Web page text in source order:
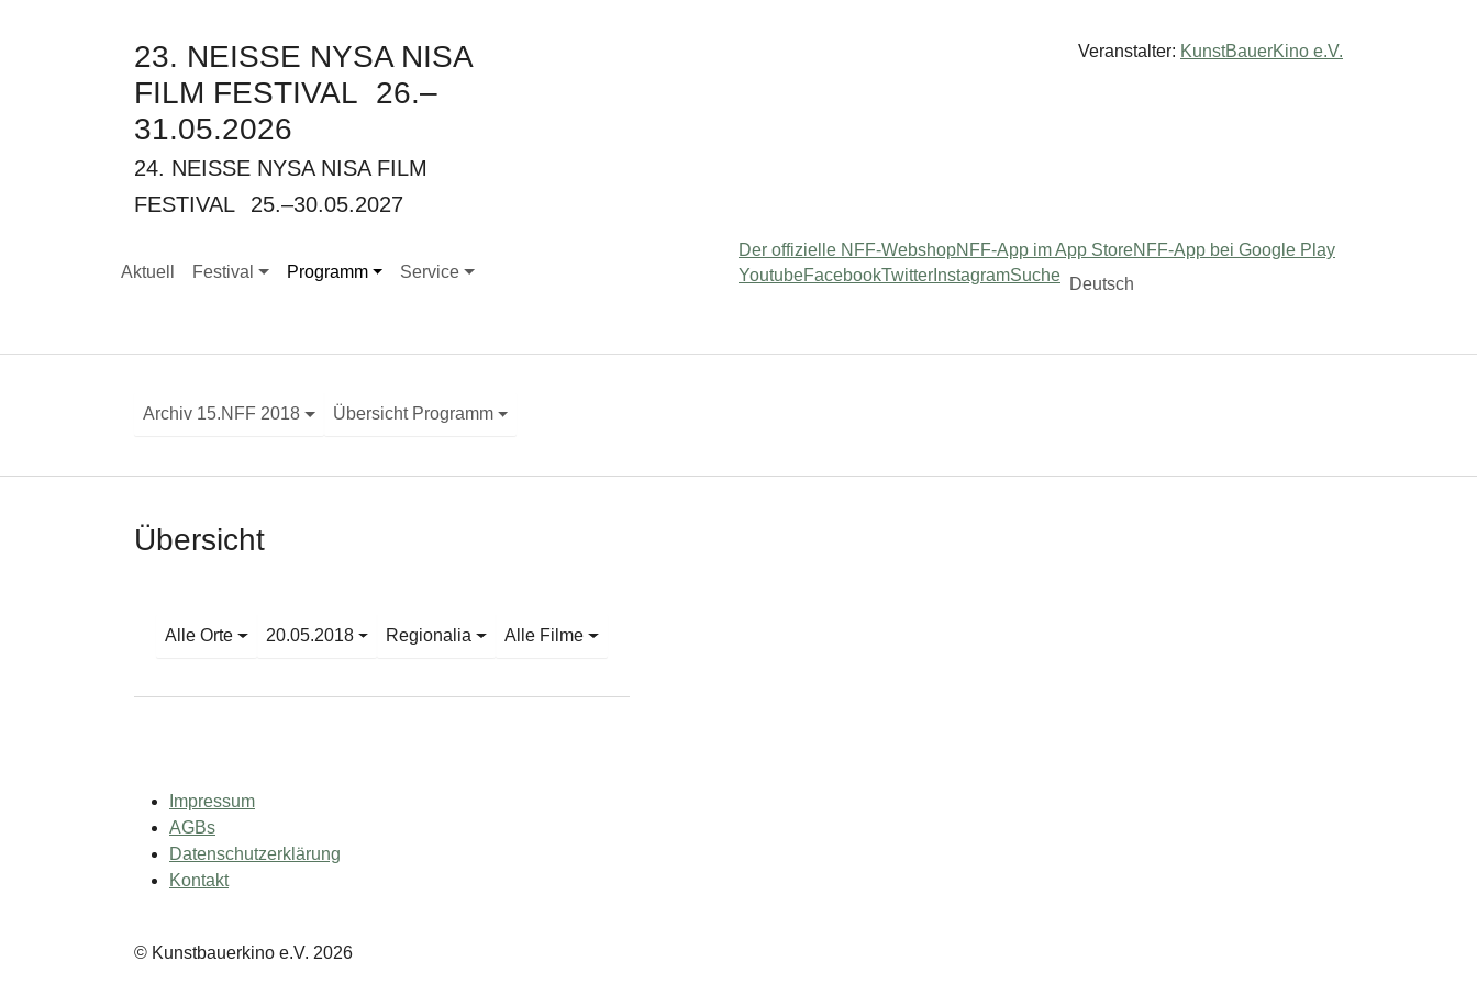
23. NEISSE NYSA NISA
FILM FESTIVAL 26.–
31.05.2026
24. NEISSE NYSA NISA FILM
FESTIVAL
25.–30.05.2027
Veranstalter: KunstBauerKino e.V.
Aktuell Festival
Submenu for "Festival"
Programm
Submenu for "Programm"
Service
Submenu for "Service"
Der offizielle NFF-WebshopNFF-App im App StoreNFF-App bei Google Play
YoutubeFacebookTwitter InstagramSuche Deutsch
Archiv 15.NFF 2018 Übersicht Programm
Übersicht
Alle Orte 20.05.2018 Regionalia Alle Filme
Impressum
AGBs
Datenschutzerklärung
Kontakt
© Kunstbauerkino e.V. 2026